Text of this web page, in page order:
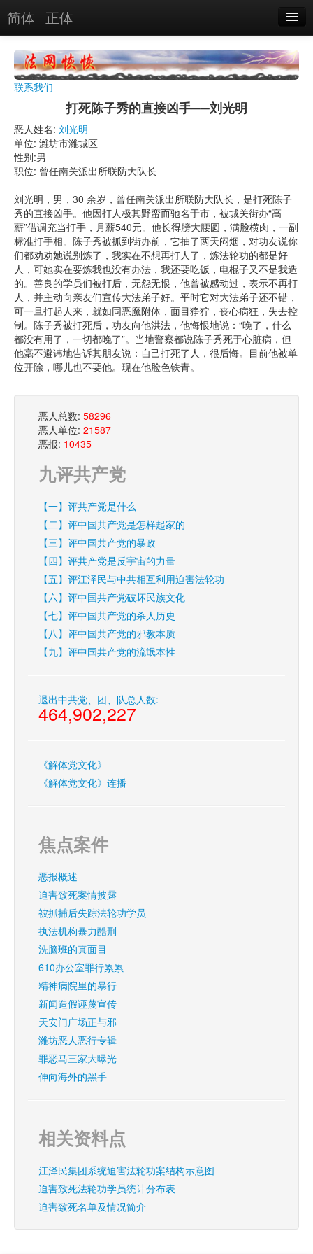
简体 正体
恶报实例
恶人单位
单位图片
搜索
关于
联系我们
打死陈子秀的直接凶手──刘光明
恶人姓名: 刘光明
单位: 潍坊市潍城区
性别:男
职位: 曾任南关派出所联防大队长
刘光明，男，30 余岁，曾任南关派出所联防大队长，是打死陈子
秀的直接凶手。他因打人极其野蛮而驰名于市，被城关街办“高
薪”借调充当打手，月薪540元。他长得膀大腰圆，满脸横肉，一副
标准打手相。陈子秀被抓到街办前，它抽了两天闷烟，对功友说你
们都劝劝她说别炼了，我实在不想再打人了，炼法轮功的都是好
人，可她实在要炼我也没有办法，我还要吃饭，电棍子又不是我造
的。善良的学员们被打后，无怨无恨，他曾被感动过，表示不再打
人，并主动向亲友们宣传大法弟子好。平时它对大法弟子还不错，
可一旦打起人来，就如同恶魔附体，面目狰狞，丧心病狂，失去控
制。陈子秀被打死后，功友向他洪法，他悔恨地说：“晚了，什么
都没有用了，一切都晚了”。当地警察都说陈子秀死于心脏病，但
他毫不避讳地告诉其朋友说：自己打死了人，很后悔。目前他被单
位开除，哪儿也不要他。现在他脸色铁青。
恶人总数: 58296
恶人单位: 21587
恶报: 10435
九评共产党
【一】评共产党是什么
【二】评中国共产党是怎样起家的
【三】评中国共产党的暴政
【四】评共产党是反宇宙的力量
【五】评江泽民与中共相互利用迫害法轮功
【六】评中国共产党破坏民族文化
【七】评中国共产党的杀人历史
【八】评中国共产党的邪教本质
【九】评中国共产党的流氓本性
退出中共党、团、队总人数:
464,902,227
《解体党文化》
《解体党文化》连播
焦点案件
恶报概述
迫害致死案情披露
被抓捕后失踪法轮功学员
执法机构暴力酷刑
洗脑班的真面目
610办公室罪行累累
精神病院里的暴行
新闻造假诬蔑宣传
天安门广场正与邪
潍坊恶人恶行专辑
罪恶马三家大曝光
伸向海外的黑手
相关资料点
江泽民集团系统迫害法轮功案结构示意图
迫害致死法轮功学员统计分布表
迫害致死名单及情况简介